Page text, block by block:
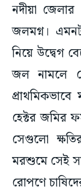
‌নদীয়া
জলমগ্ন।
নিয়ে উদ্বেগ
জল নামলে
হেক্টর জমির
সেগুলো
মরশুমে সেই
রোপণে